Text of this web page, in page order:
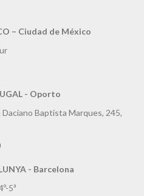
– Ciudad de México
- Oporto
Baptista Marques, 245,
- Barcelona
5ª